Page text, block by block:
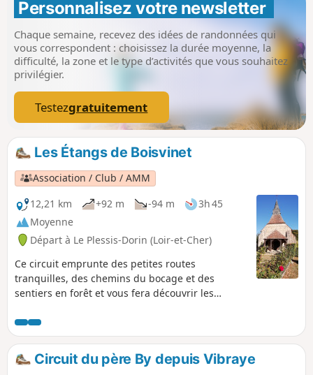
Personnalisez votre newsletter
Chaque semaine, recevez des idées de randonnées qui
vous correspondent : choisissez la durée moyenne, la
difficulté, la zone et le type d’activités que vous souhaitez
privilégier.
Testezgratuitement
Les Étangs de Boisvinet
Association / Club / AMM
12,21 km
+92 m -94 m
3h 45
Moyenne
Départ à Le Plessis-Dorin (Loir-et-Cher)
Ce circuit emprunte des petites routes
tranquilles, des chemins du bocage et des
sentiers en forêt et vous fera découvrir les
devant la verrerie qui a fonctionné jusqu'en 1952
et qui a fait l'objet d'un livre de Daphné du
Maurier, "Les souffleurs de verre".
Circuit du père By depuis Vibraye